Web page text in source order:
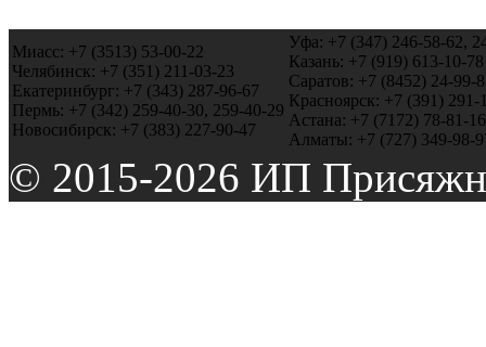
Миасс: +7 (3513) 53-00-22
Челябинск: +7 (351) 211-03-23
Екатеринбург: +7 (343) 287-96-67
Пермь: +7 (342) 259-40-30, 259-40-29
Новосибирск: +7 (383) 227-90-47
Уфа: +7 (347) 246-58-62,
Казань: +7 (919) 613-10-78
Саратов: +7 (8452) 24-99-
Красноярск: +7 (391) 291-
Астана: +7 (7172) 78-81-16
Алматы: +7 (727) 349-98-
© 2015-2026 ИП